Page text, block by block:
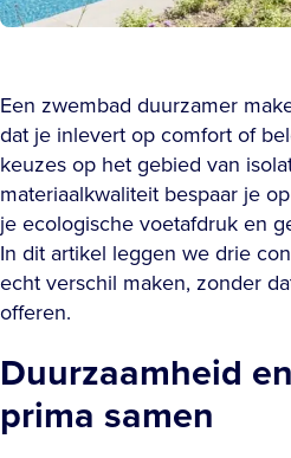
Een zwembad duurzamer
dat je inlevert op comfort of
keuzes op het gebied van
materiaalkwaliteit bespaar je
je ecologische voetafdruk en
In dit artikel leggen we drie
echt verschil maken, zonder
offeren.
Duurzaamheid
prima samen